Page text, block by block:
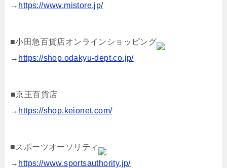
→ https://www.mistore.jp/
■小田急百貨店オンラインショッピング
→ https://shop.odakyu-dept.co.jp/
■京王百貨店
→ https://shop.keionet.com/
■スポーツオーソリティ
→ https://www.sportsauthority.jp/